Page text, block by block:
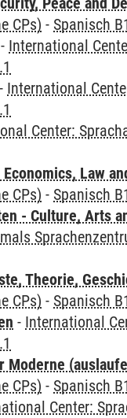
CPs) - Spanisch
- International
- International
Center:
Law
CPs) - Spanisch
- Culture, Arts
Theorie,
CPs) - Spanisch
- International
Moderne
CPs) - Spanisch
Center: